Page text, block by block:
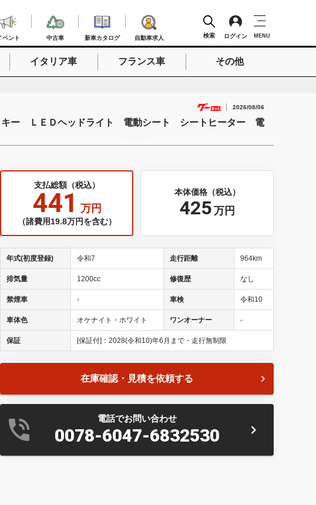
ベント 中古車 新車カタログ 自動車求人 検索 ログイン MENU
イタリア車 フランス車 その他
2026/08/06
ー ＬＥＤヘッドライト 電動シート シートヒーター 電
ＥＵＧＥＯＴ／ＣＩＴＲＯＥＮ厚木 正規ディーラー認定中古車 神奈川
７５ＴＥＬ ０４６－２２９－８８５５ 遠方のお客様もお気軽にご相
支払総額（税込）
441 万円
（諸費用19.8万円を含む）
本体価格（税込）
425 万円
年式(初度登録) 令和7 走行距離 964km
排気量 1200cc 修復歴 なし
禁煙車 - 車検 令和10
車体色 オケナイト・ホワイト ワンオーナー -
保証 [保証付]：2028(令和10)年6月まで・走行無制限
在庫確認・見積を依頼する
電話でお問い合わせ
0078-6047-6832530